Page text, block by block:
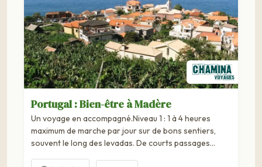
Portugal : Bien-être à Madère
Un voyage en accompagné.Niveau 1 : 1 à 4 heures
maximum de marche par jour sur de bons sentiers,
souvent le long des levadas. De courts passages